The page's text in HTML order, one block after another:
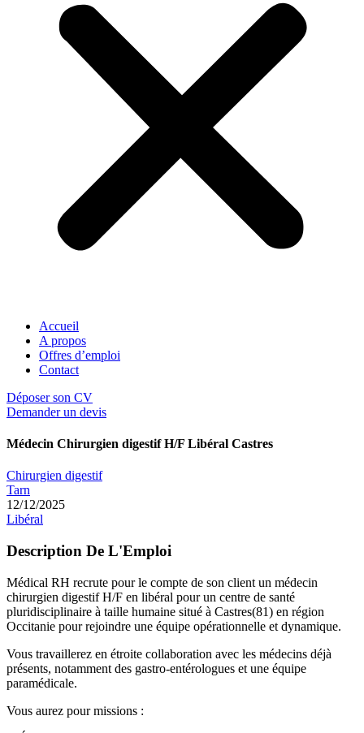
Accueil
A propos
Offres d’emploi
Contact
Déposer son CV
Demander un devis
Médecin Chirurgien digestif H/F Libéral Castres
Chirurgien digestif
Tarn
12/12/2025
Libéral
Description De L'Emploi
Médical RH recrute pour le compte de son client un médecin
chirurgien digestif H/F en libéral pour un centre de santé
pluridisciplinaire à taille humaine situé à Castres(81) en région
Occitanie pour rejoindre une équipe opérationnelle et dynamique.
Vous travaillerez en étroite collaboration avec les médecins déjà
présents, notamment des gastro-entérologues et une équipe
paramédicale.
Vous aurez pour missions :